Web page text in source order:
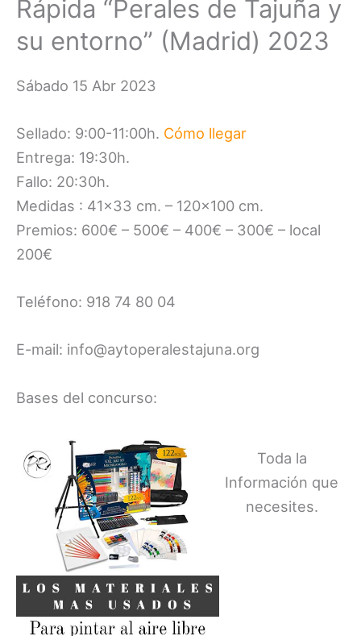
Rápida “Perales de Tajuña y
su entorno” (Madrid) 2023
Sábado 15 Abr 2023
Sellado: 9:00-11:00h. Cómo llegar
Entrega: 19:30h.
Fallo: 20:30h.
Medidas : 41×33 cm. – 120×100 cm.
Premios: 600€ – 500€ – 400€ – 300€ – local
200€
Teléfono: 918 74 80 04
E-mail: info@aytoperalestajuna.org
Bases del concurso:
Toda la
Información que
necesites.